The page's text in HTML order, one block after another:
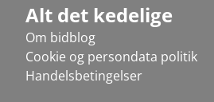
Alt det kedelige
Om bidblog
Cookie og persondata politik
Handelsbetingelser